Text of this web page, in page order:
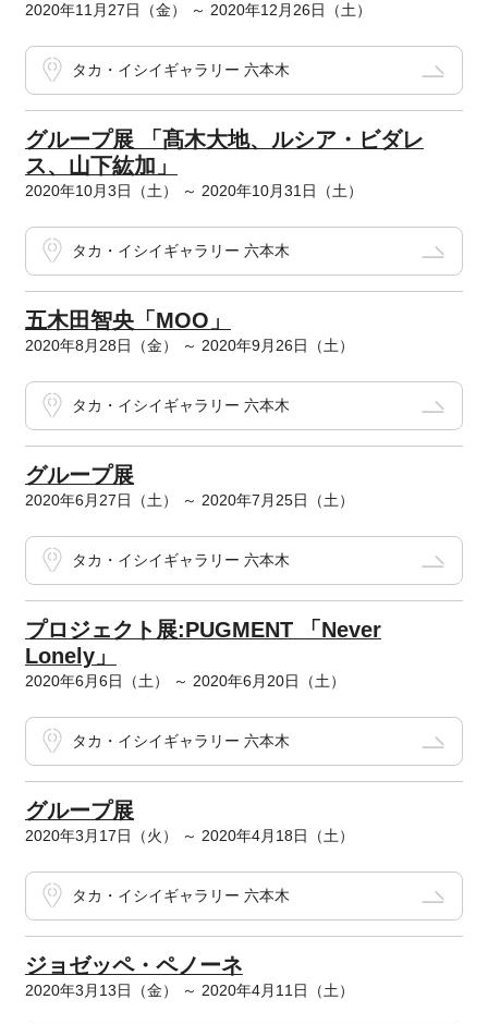
2020年11月27日（金） ～ 2020年12月26日（土）
タカ・イシイギャラリー 六本木
グループ展 「髙木大地、ルシア・ビダレ
ス、山下紘加」
2020年10月3日（土） ～ 2020年10月31日（土）
タカ・イシイギャラリー 六本木
五木田智央「MOO」
2020年8月28日（金） ～ 2020年9月26日（土）
タカ・イシイギャラリー 六本木
グループ展
2020年6月27日（土） ～ 2020年7月25日（土）
タカ・イシイギャラリー 六本木
プロジェクト展:PUGMENT 「Never
Lonely」
2020年6月6日（土） ～ 2020年6月20日（土）
タカ・イシイギャラリー 六本木
グループ展
2020年3月17日（火） ～ 2020年4月18日（土）
タカ・イシイギャラリー 六本木
ジョゼッペ・ペノーネ
2020年3月13日（金） ～ 2020年4月11日（土）